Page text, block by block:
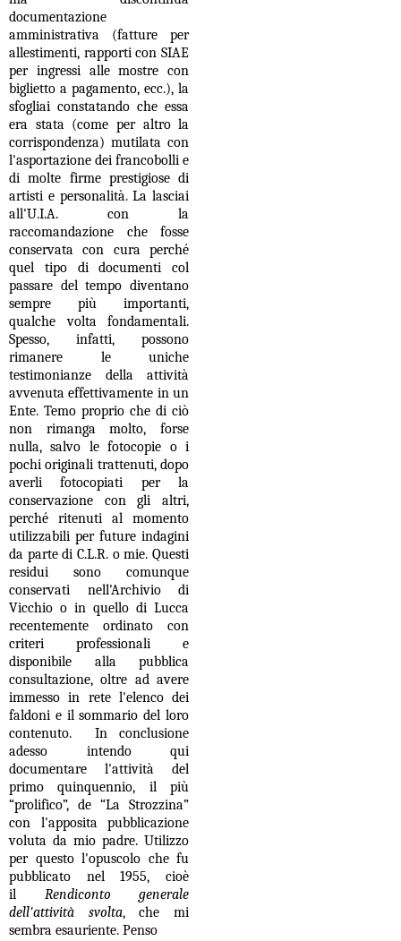
documentazione
amministrativa (fatture per
allestimenti, rapporti con SIAE
per ingressi alle mostre con
biglietto a pagamento, ecc.), la
sfogliai constatando che essa
era stata (come per altro la
corrispondenza) mutilata con
l'asportazione dei francobolli e
di molte firme prestigiose di
artisti e personalità. La lasciai
all'U.I.A. con la
raccomandazione che fosse
conservata con cura perché
quel tipo di documenti col
passare del tempo diventano
sempre più importanti,
qualche volta fondamentali.
Spesso, infatti, possono
rimanere le uniche
testimonianze della attività
avvenuta effettivamente in un
Ente. Temo proprio che di ciò
non rimanga molto, forse
nulla, salvo le fotocopie o i
pochi originali trattenuti, dopo
averli fotocopiati per la
conservazione con gli altri,
perché ritenuti al momento
utilizzabili per future indagini
da parte di C.L.R. o mie. Questi
residui sono comunque
conservati nell'Archivio di
Vicchio o in quello di Lucca
recentemente ordinato con
criteri professionali e
disponibile alla pubblica
consultazione, oltre ad avere
immesso in rete l'elenco dei
faldoni e il sommario del loro
contenuto. In conclusione
adesso intendo qui
documentare l'attività del
primo quinquennio, il più
“prolifico”, de “La Strozzina”
con l'apposita pubblicazione
voluta da mio padre. Utilizzo
per questo l'opuscolo che fu
pubblicato nel 1955, cioè
il Rendiconto generale
dell'attività svolta, che mi
sembra esauriente. Penso